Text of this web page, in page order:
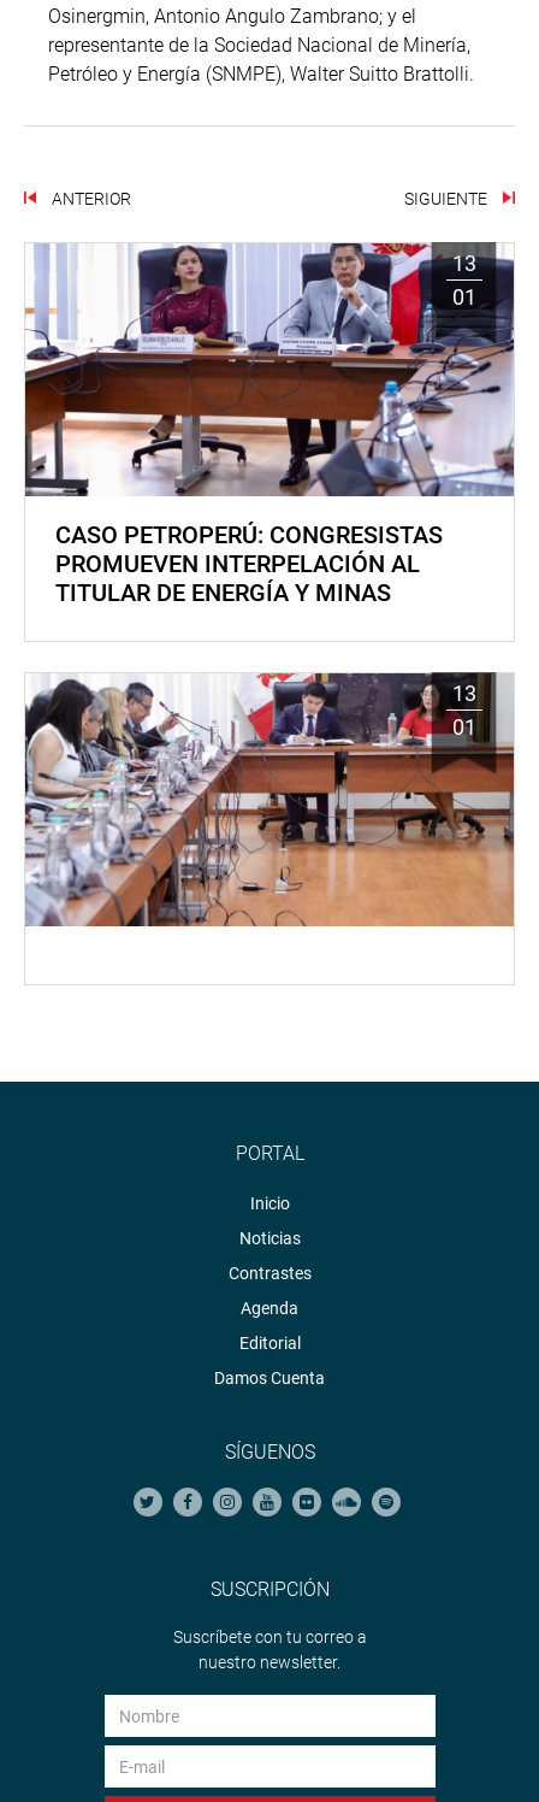
Osinergmin, Antonio Angulo Zambrano; y el
representante de la Sociedad Nacional de Minería,
Petróleo y Energía (SNMPE), Walter Suitto Brattolli.
ANTERIOR SIGUIENTE
13
01
CASO PETROPERÚ: CONGRESISTAS
PROMUEVEN INTERPELACIÓN AL
TITULAR DE ENERGÍA Y MINAS
13
01
PORTAL
Inicio
Noticias
Contrastes
Agenda
Editorial
Damos Cuenta
SÍGUENOS
SUSCRIPCIÓN
Suscríbete con tu correo a
nuestro newsletter.